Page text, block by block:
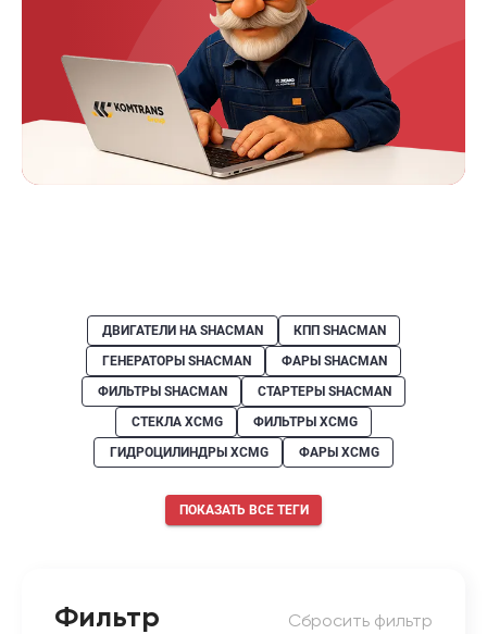
ДВИГАТЕЛИ НА SHACMAN
КПП SHACMAN
ГЕНЕРАТОРЫ SHACMAN
ФАРЫ SHACMAN
ФИЛЬТРЫ SHACMAN
СТАРТЕРЫ SHACMAN
СТЕКЛА XCMG
ФИЛЬТРЫ XCMG
ГИДРОЦИЛИНДРЫ XCMG
ФАРЫ XCMG
ПОКАЗАТЬ ВСЕ ТЕГИ
Фильтр Сбросить фильтр